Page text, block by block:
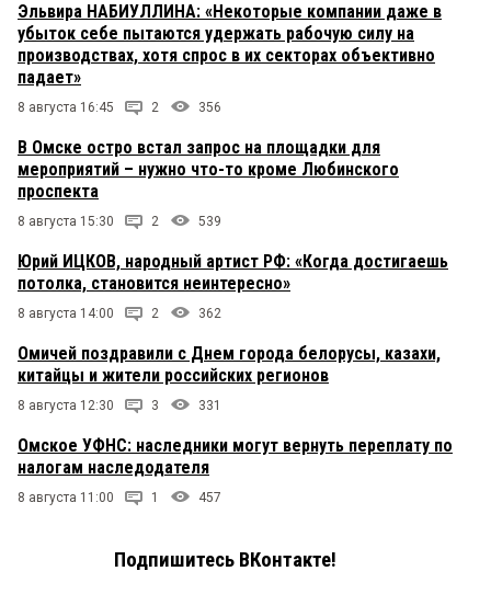
Эльвира НАБИУЛЛИНА: «Некоторые компании даже в
убыток себе пытаются удержать рабочую силу на
производствах, хотя спрос в их секторах объективно
падает»
8 августа 16:45 2 356
В Омске остро встал запрос на площадки для
мероприятий – нужно что-то кроме Любинского
проспекта
8 августа 15:30 2 539
Юрий ИЦКОВ, народный артист РФ: «Когда достигаешь
потолка, становится неинтересно»
8 августа 14:00 2 362
Омичей поздравили с Днем города белорусы, казахи,
китайцы и жители российских регионов
8 августа 12:30 3 331
Омское УФНС: наследники могут вернуть переплату по
налогам наследодателя
8 августа 11:00 1 457
Подпишитесь ВКонтакте!